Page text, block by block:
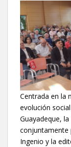
Centrada en la
evolución
Guayadeque,
conjuntamente
Ingenio y la